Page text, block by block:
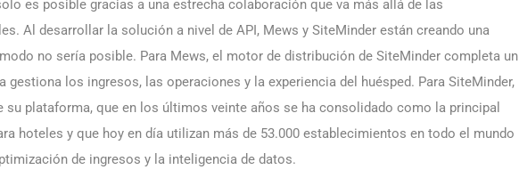
es posible gracias a una estrecha colaboración que va más allá de las
Al desarrollar la solución a nivel de API, Mews y SiteMinder están creando una
no sería posible. Para Mews, el motor de distribución de SiteMinder completa un
gestiona los ingresos, las operaciones y la experiencia del huésped. Para SiteMinder,
su plataforma, que en los últimos veinte años se ha consolidado como la principal
hoteles y que hoy en día utilizan más de 53.000 establecimientos en todo el mundo
de ingresos y la inteligencia de datos.